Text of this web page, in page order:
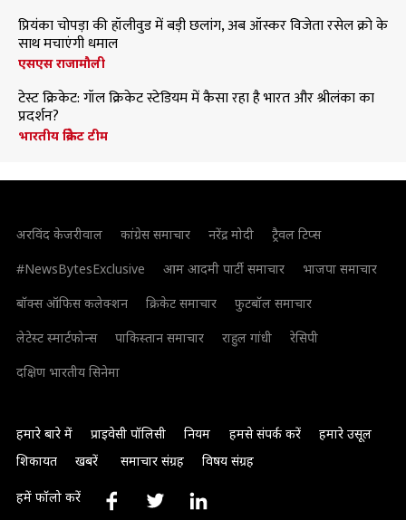
प्रियंका चोपड़ा की हॉलीवुड में बड़ी छलांग, अब ऑस्कर विजेता रसेल क्रो के
साथ मचाएंगी धमाल
एसएस राजामौली
टेस्ट क्रिकेट: गॉल क्रिकेट स्टेडियम में कैसा रहा है भारत और श्रीलंका का
प्रदर्शन?
भारतीय क्रिकेट टीम
अरविंद केजरीवाल कांग्रेस समाचार नरेंद्र मोदी
ट्रैवल टिप्स
#NewsBytesExclusive
आम आदमी पार्टी समाचार
भाजपा समाचार
बॉक्स ऑफिस कलेक्शन
क्रिकेट समाचार
फुटबॉल समाचार
लेटेस्ट स्मार्टफोन्स
पाकिस्तान समाचार राहुल गांधी
रेसिपी
दक्षिण भारतीय सिनेमा
हमारे बारे में प्राइवेसी पॉलिसी नियम हमसे संपर्क करें
हमारे उसूल
शिकायत
खबरें समाचार संग्रह विषय संग्रह
हमें फॉलो करें